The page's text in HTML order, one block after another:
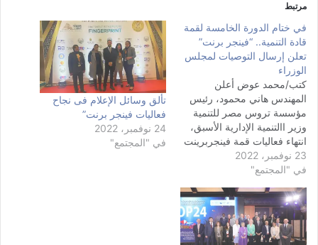
مرتبط
في ختام الدورة الخامسة لقمة
قادة التنمية.. “فينجر برنت”
تعلن إرسال التوصيات لمجلس
الوزراء
كتب/محمد عوض أعلن
المهندس هاني محمود، رئيس
مؤسسة تروس مصر للتنمية
وزير االتنمية الإدارية الأسبق،
انتهاء فعاليات قمة فينجربرينت
على مدار يومين، وشهدت
لافتًا إلى أن جميع الجلسات
تمخض عنها جُملة من الأفكار
والتوصيات التي دخلت حيز
العرض و التنفيذ، خاصة…
23 نوفمبر، 2022
في "المجتمع"
تألق وسائل الإعلام فى نجاح
فعاليات فينجر برنت”
24 نوفمبر، 2022
في "المجتمع"